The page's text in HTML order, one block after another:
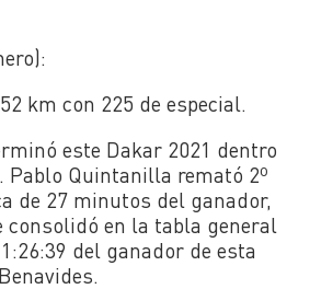
km con 225 de especial.
este Dakar 2021 dentro
Pablo Quintanilla remató 2º
de 27 minutos del ganador,
consolidó en la tabla general
del ganador de esta